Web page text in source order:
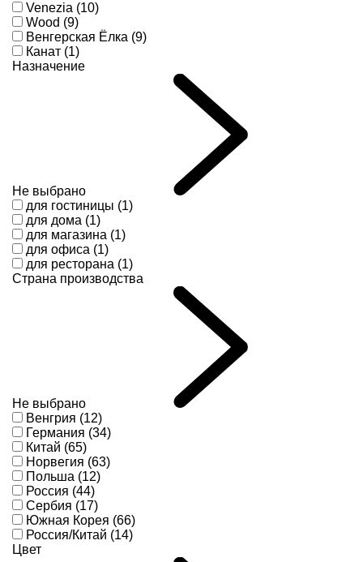
Venezia (10)
Wood (9)
Венгерская Ёлка (9)
Канат (1)
Назначение
Не выбрано
для гостиницы (1)
для дома (1)
для магазина (1)
для офиса (1)
для ресторана (1)
Страна производства
Не выбрано
Венгрия (12)
Германия (34)
Китай (65)
Норвегия (63)
Польша (12)
Россия (44)
Сербия (17)
Южная Корея (66)
Россия/Китай (14)
Цвет